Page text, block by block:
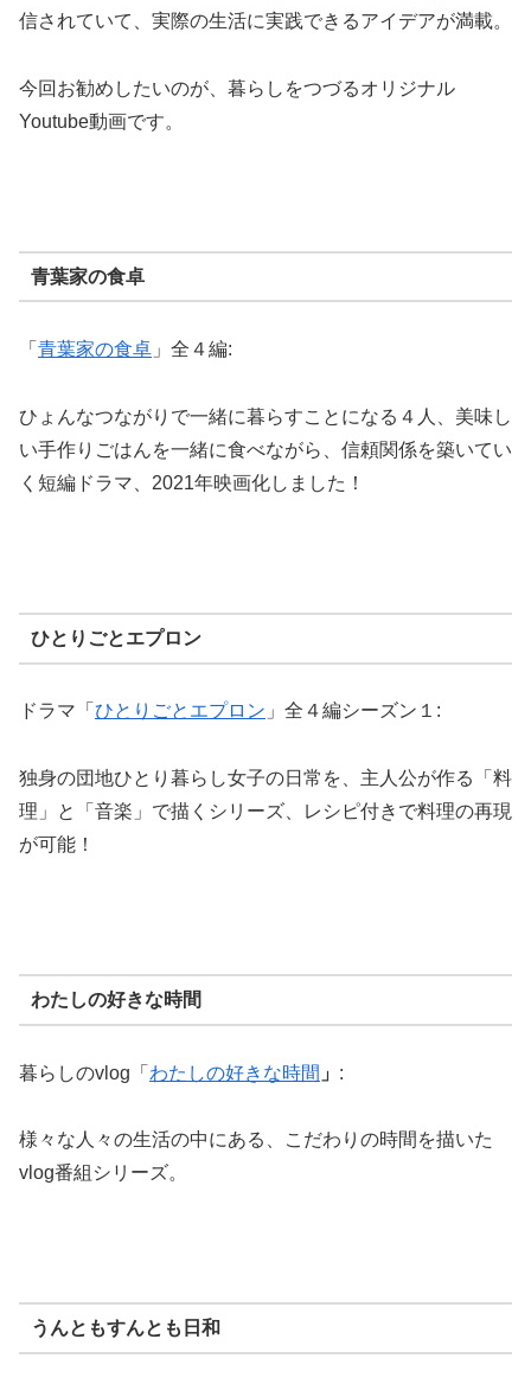
信されていて、実際の生活に実践できるアイデアが満載。
今回お勧めしたいのが、暮らしをつづるオリジナル
Youtube動画です。
青葉家の食卓
「 青葉家の食卓 」全４編:
ひょんなつながりで一緒に暮らすことになる４人、美味し
い手作りごはんを一緒に食べながら、信頼関係を築いてい
く短編ドラマ、2021年映画化しました！
ひとりごとエプロン
ドラマ「 ひとりごとエプロン 」全４編シーズン１:
独身の団地ひとり暮らし女子の日常を、主人公が作る「料
理」と「音楽」で描くシリーズ、レシピ付きで料理の再現
が可能！
わたしの好きな時間
暮らしのvlog「 わたしの好きな時間 」 :
様々な人々の生活の中にある、こだわりの時間を描いた
vlog番組シリーズ。
うんともすんとも日和